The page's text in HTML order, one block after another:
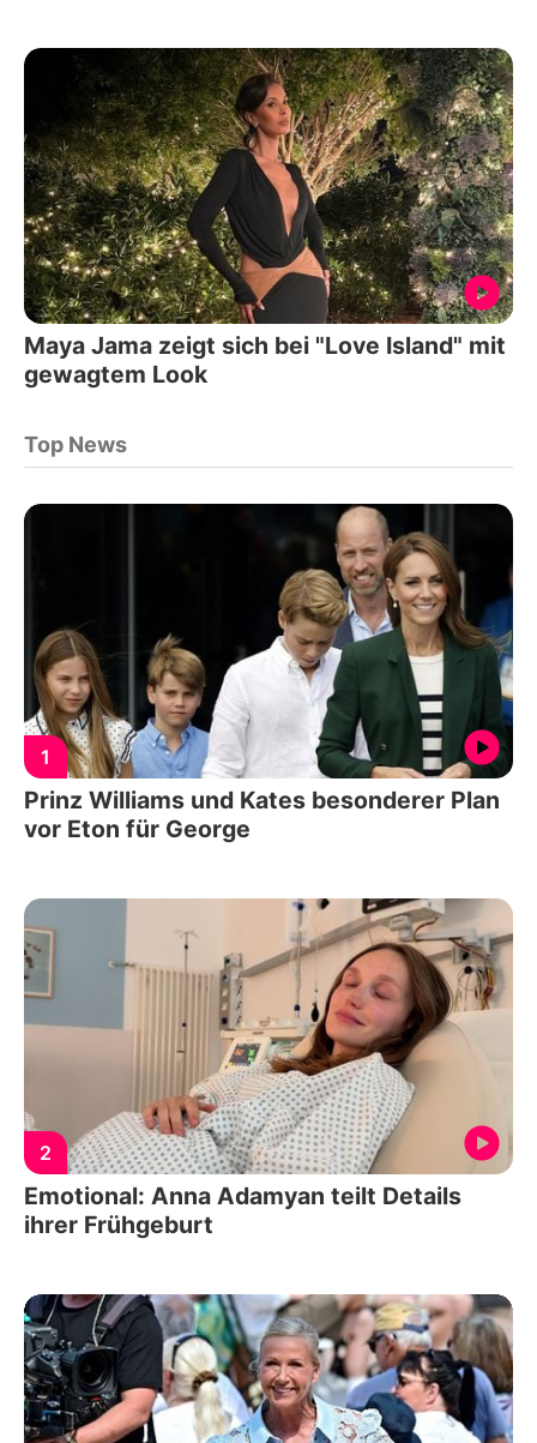
Maya Jama zeigt sich bei "Love Island" mit
gewagtem Look
Top News
1
Prinz Williams und Kates besonderer Plan
vor Eton für George
2
Emotional: Anna Adamyan teilt Details
ihrer Frühgeburt